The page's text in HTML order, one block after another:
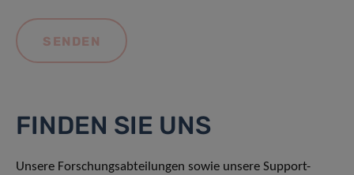
FINDEN SIE UNS
Unsere Forschungsabteilungen sowie unsere Support-